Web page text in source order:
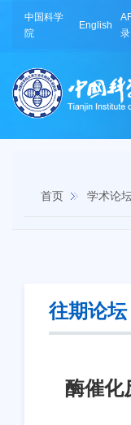
中国科学
院
English
录
首页 学术论
往期论坛
酶催化